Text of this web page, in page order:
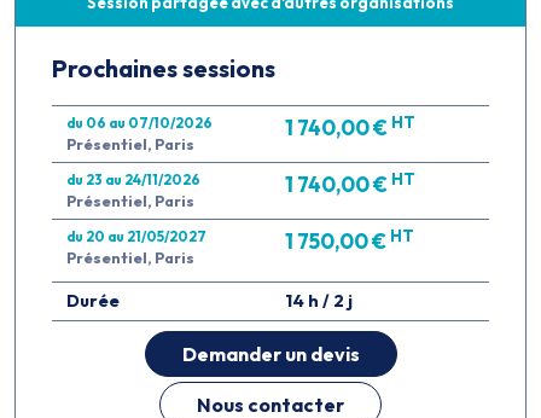
Prochaines sessions
du 06 au 07/10/2026
Présentiel, Paris
1 740,00 € HT
du 23 au 24/11/2026
Présentiel, Paris
1 740,00 € HT
du 20 au 21/05/2027
Présentiel, Paris
1 750,00 € HT
Durée 14 h / 2 j
Demander un devis
Nous contacter